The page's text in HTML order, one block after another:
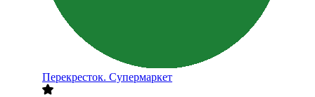
Перекресток. Супермаркет